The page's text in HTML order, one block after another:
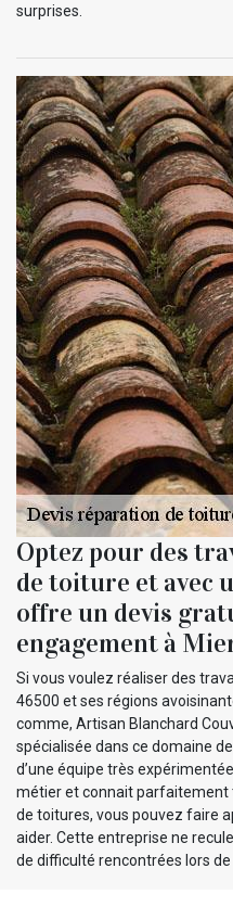
surprises.
Optez pour des
de toiture et avec
offre un devis
engagement à
Si vous voulez réaliser des
46500 et ses régions
comme, Artisan Blanchard
spécialisée dans ce domaine
d’une équipe très
métier et connait parfaitement
de toitures, vous pouvez faire
aider. Cette entreprise ne
de difficulté rencontrées lors de